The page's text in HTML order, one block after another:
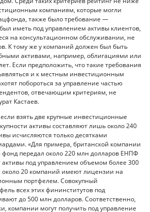
компаниям, которые могли
также было требование —
иметь под управлением активы клиентов,
на консультационном обслуживании, не
К тому же у компаний должен был быть
активами, например, облигациями или
Если предположить, что такие требования
и к местным инвестиционным
побороться за управление частью
отвечающим критериям, не
Кастаев.
взять две крупные инвестиционные
активы составляют лишь около 240
исчисляются только десятками
«Для примера, британской компании
фонд передал около 220 млн долларов ЕНПФ
активы под управлением объемом более 300
около 20 компаний имеют лицензии на
портфелем. Совокупный
всех этих фининститутов под
до 500 млн долларов. Соответственно,
компании могут получить под управление